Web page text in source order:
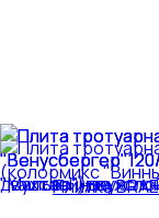
Плитка